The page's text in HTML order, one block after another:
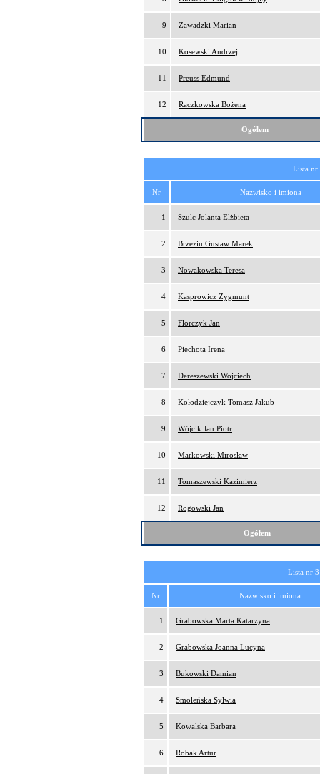
9 Zawadzki Marian
10 Kosewski Andrzej
11 Preuss Edmund
12 Raczkowska Bożena
Ogółem
Lista
Nr Nazwisko i imiona
1 Szulc Jolanta Elżbieta
2 Brzezin Gustaw Marek
3 Nowakowska Teresa
4 Kasprowicz Zygmunt
5 Florczyk Jan
6 Piechota Irena
7 Dereszewski Wojciech
8 Kołodziejczyk Tomasz Jakub
9 Wójcik Jan Piotr
10 Markowski Mirosław
11 Tomaszewski Kazimierz
12 Rogowski Jan
Ogółem
Lista nr
Nr Nazwisko i imiona
1 Grabowska Marta Katarzyna
2 Grabowska Joanna Lucyna
3 Bukowski Damian
4 Smoleńska Sylwia
5 Kowalska Barbara
6 Robak Artur